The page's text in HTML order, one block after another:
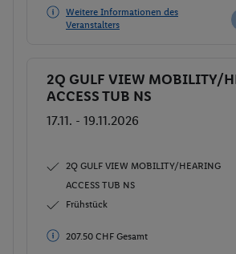
Weitere Informationen des
Veranstalters
Buchen
2Q GULF VIEW MOBILITY/
ACCESS TUB NS
17.11. - 19.11.2026
2Q GULF VIEW MOBILITY/HEARING
ACCESS TUB NS
Frühstück
207.50 CHF Gesamt